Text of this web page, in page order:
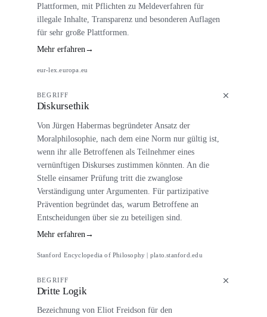
Plattformen, mit Pflichten zu Meldeverfahren für
illegale Inhalte, Transparenz und besonderen Auflagen
für sehr große Plattformen.
Mehr erfahren→
eur-lex.europa.eu
BEGRIFF
Diskursethik
Von Jürgen Habermas begründeter Ansatz der
Moralphilosophie, nach dem eine Norm nur gültig ist,
wenn ihr alle Betroffenen als Teilnehmer eines
vernünftigen Diskurses zustimmen könnten. An die
Stelle einsamer Prüfung tritt die zwanglose
Verständigung unter Argumenten. Für partizipative
Prävention begründet das, warum Betroffene an
Entscheidungen über sie zu beteiligen sind.
Mehr erfahren →
Stanford Encyclopedia of Philosophy | plato.stanford.edu
BEGRIFF
Dritte Logik
Bezeichnung von Eliot Freidson für den